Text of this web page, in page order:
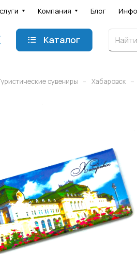
Компания Блог
Каталог
сувениры – Хабаровск –